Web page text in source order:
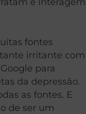
fontes
irritante com
para
da depressão.
as fontes. E
de ser um